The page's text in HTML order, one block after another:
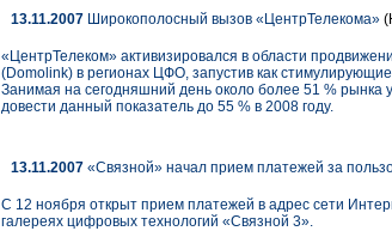
13.11.2007 Широкополосный вызов «ЦентрТелекома»
«ЦентрТелеком» активизировался в области
(Domolink) в регионах ЦФО, запустив как
Занимая на сегодняшний день около более 51 % рынка
довести данный показатель до 55 % в 2008 году.
13.11.2007 «Связной» начал прием платежей за
С 12 ноября открыт прием платежей в адрес сети
галереях цифровых технологий «Связной 3».